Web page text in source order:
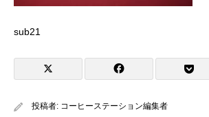
sub21
投稿者: コーヒーステーション編集者